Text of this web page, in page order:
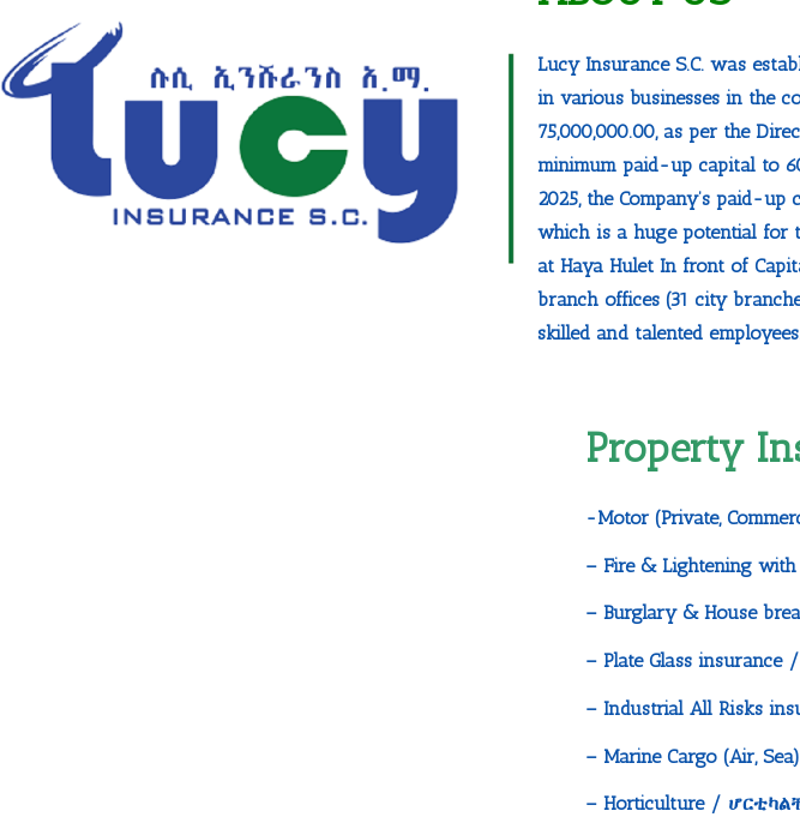
Lucy Insurance S.C. was
in various businesses in the
75,000,000.00, as per the
minimum paid-up capital to
2025, the Company’s paid-
which is a huge potential for
at Haya Hulet In front of
branch offices (31 city
skilled and talented
Property
-Motor (Private,
– Fire & Lightening
– Burglary & House
– Plate Glass
– Industrial All Risks
– Marine Cargo (Air,
– Horticulture /